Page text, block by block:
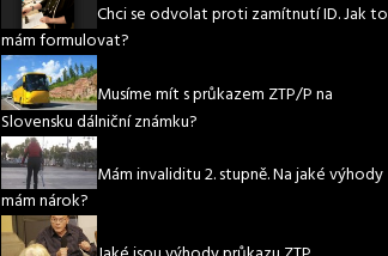
Chci se odvolat proti zamítnutí ID. Jak to
mám formulovat?
Musíme mít s průkazem ZTP/P na
Slovensku dálniční známku?
Mám invaliditu 2. stupně. Na jaké výhody
mám nárok?